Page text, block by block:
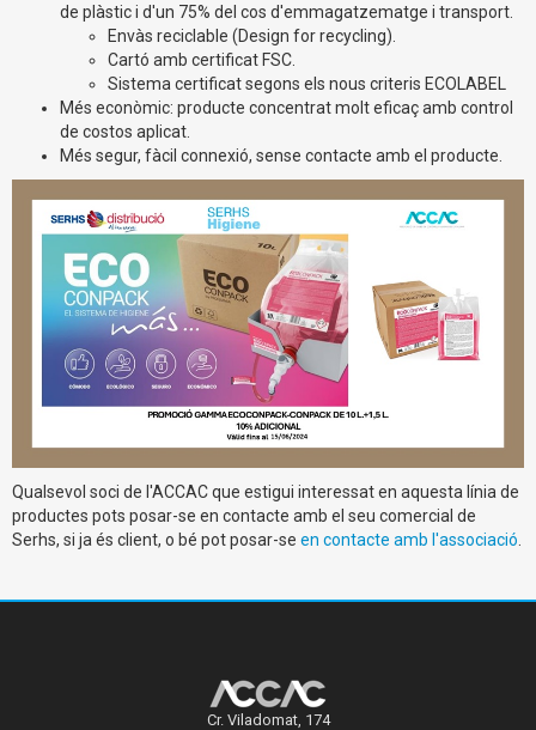
de plàstic i d'un 75% del cos d'emmagatzematge i transport.
Envàs reciclable (Design for recycling).
Cartó amb certificat FSC.
Sistema certificat segons els nous criteris ECOLABEL
Més econòmic: producte concentrat molt eficaç amb control
de costos aplicat.
Més segur, fàcil connexió, sense contacte amb el producte.
Qualsevol soci de l'ACCAC que estigui interessat en aquesta línia de
productes pots posar-se en contacte amb el seu comercial de
Serhs, si ja és client, o bé pot posar-se en contacte amb l'associació
Cr. Viladomat, 174